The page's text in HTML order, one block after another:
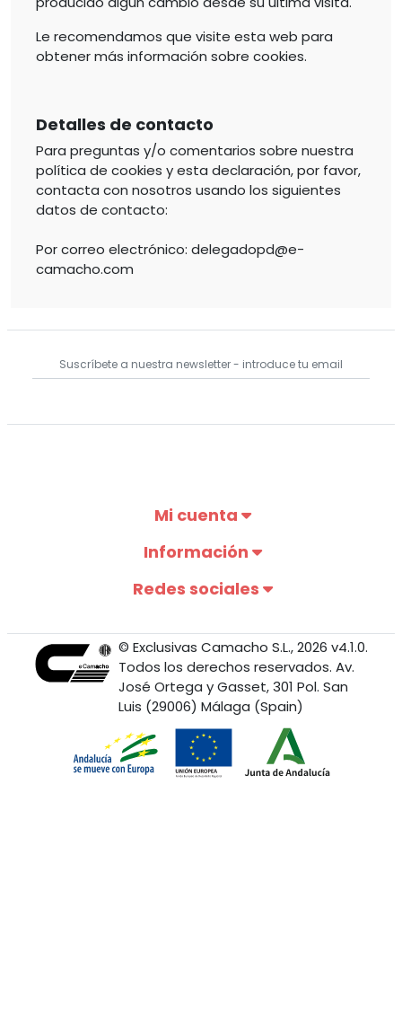
Le recomendamos que visite esta web para
obtener más información sobre cookies.
Detalles de contacto
Para preguntas y/o comentarios sobre nuestra
política de cookies y esta declaración, por favor,
contacta con nosotros usando los siguientes
datos de contacto:
Por correo electrónico: delegadopd@e-
camacho.com
Mi cuenta
Información
Redes sociales
© Exclusivas Camacho S.L., 2026 v4.1.0.
Todos los derechos reservados. Av.
José Ortega y Gasset, 301 Pol. San
Luis (29006) Málaga (Spain)